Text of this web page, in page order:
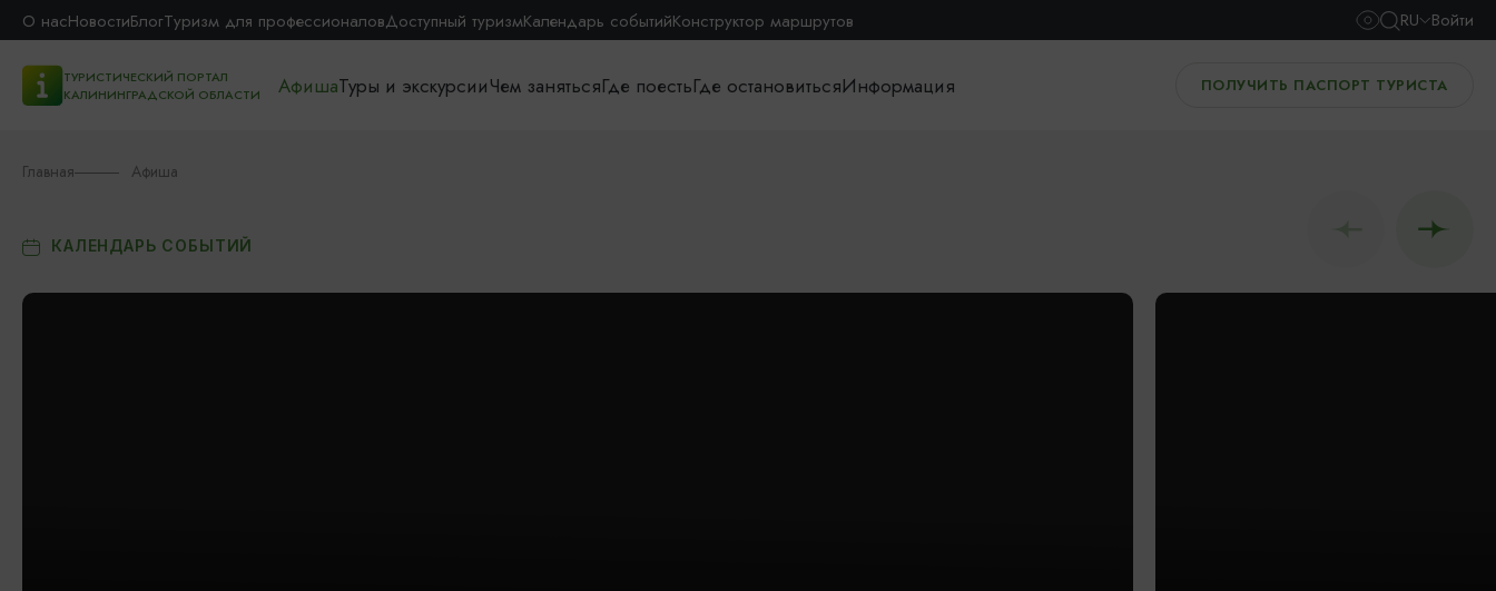
О насНовостиБлогТуризм для профессионаловДоступный туризмКалендарь событийКонструктор маршрутов RU Войти
ТУРИСТИЧЕСКИЙ ПОРТАЛ
КАЛИНИНГРАДСКОЙ ОБЛАСТИ
АфишаТуры и экскурсииЧем занятьсяГде поестьГде остановитьсяИнформация ПОЛУЧИТЬ ПАСПОРТ ТУРИСТА
Главная Афиша
КАЛЕНДАРЬ СОБЫТИЙ